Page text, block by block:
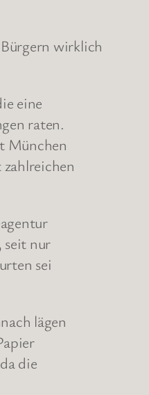
wirklich
eine
raten.
München
seit nur
sei
lägen
die